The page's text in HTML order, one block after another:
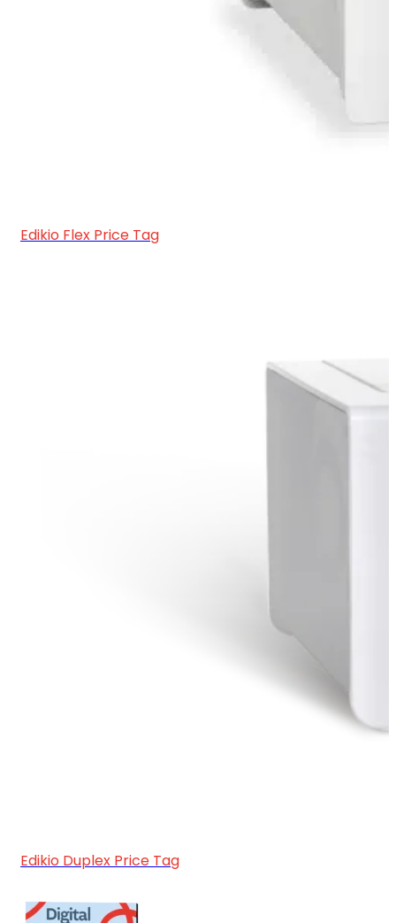
Edikio Flex Price Tag
Edikio Duplex Price Tag